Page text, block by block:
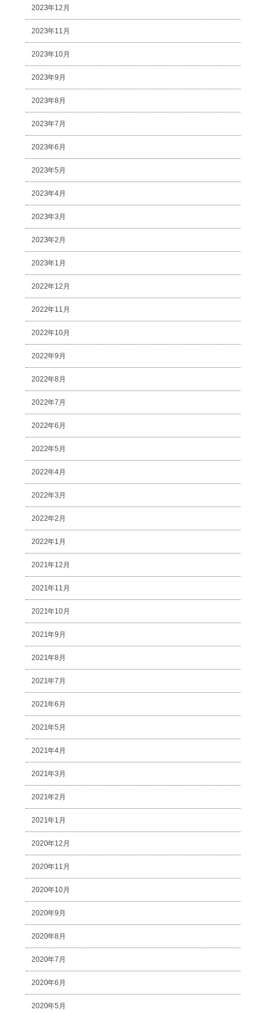
2023年12月
2023年11月
2023年10月
2023年9月
2023年8月
2023年7月
2023年6月
2023年5月
2023年4月
2023年3月
2023年2月
2023年1月
2022年12月
2022年11月
2022年10月
2022年9月
2022年8月
2022年7月
2022年6月
2022年5月
2022年4月
2022年3月
2022年2月
2022年1月
2021年12月
2021年11月
2021年10月
2021年9月
2021年8月
2021年7月
2021年6月
2021年5月
2021年4月
2021年3月
2021年2月
2021年1月
2020年12月
2020年11月
2020年10月
2020年9月
2020年8月
2020年7月
2020年6月
2020年5月